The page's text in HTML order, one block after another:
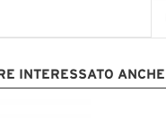
INTERESSATO